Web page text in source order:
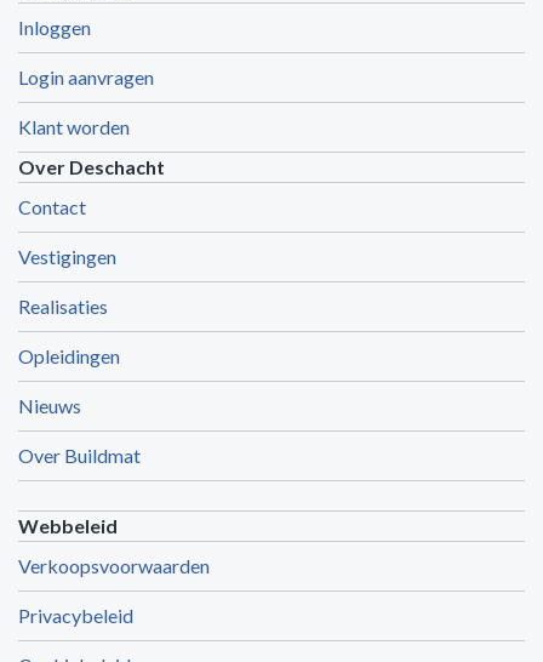
Inloggen
Login aanvragen
Klant worden
Over Deschacht
Contact
Vestigingen
Realisaties
Opleidingen
Nieuws
Over Buildmat
Webbeleid
Verkoopsvoorwaarden
Privacybeleid